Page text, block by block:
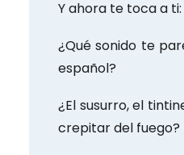
Y ahora te toca a ti:
¿Qué sonido te
español?
¿El susurro, el
crepitar del fuego?